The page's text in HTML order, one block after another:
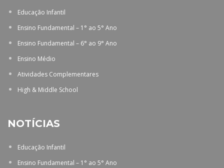
Educação Infantil
Ensino Fundamental – 1° ao 5° Ano
Ensino Fundamental – 6° ao 9° Ano
Ensino Médio
Atividades Complementares
High & Middle School
NOTÍCIAS
Educação Infantil
Ensino Fundamental – 1° ao 5° Ano